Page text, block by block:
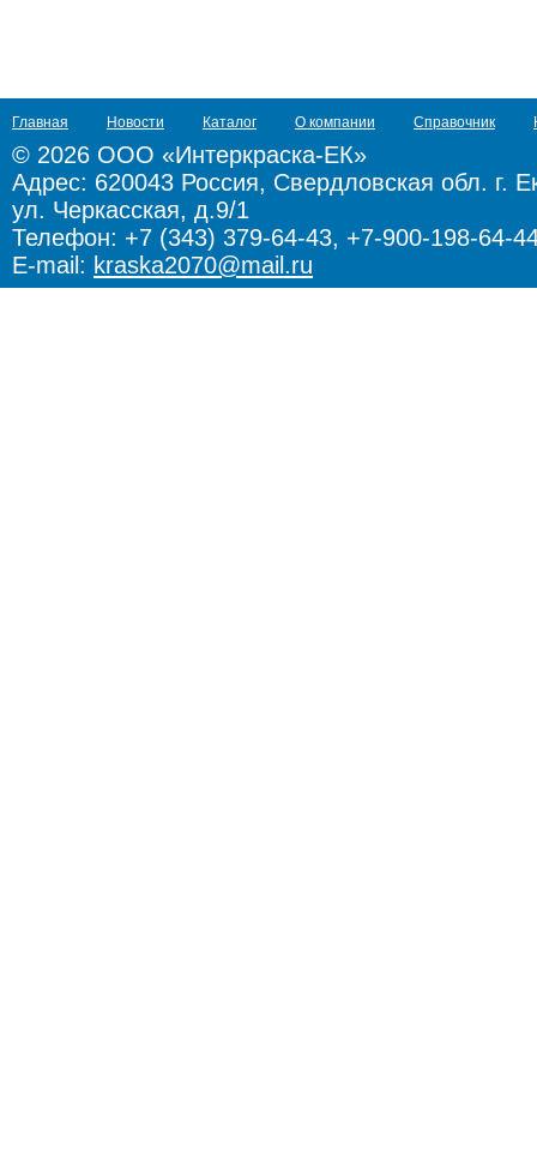
Главная Новости Каталог О компании Справочник
© 2026 ООО «Интеркраска-ЕК»
Адрес: 620043 Россия, Свердловская обл. г.
ул. Черкасская, д.9/1
Телефон: +7 (343) 379-64-43, +7-900-198-64-
E-mail: kraska2070@mail.ru